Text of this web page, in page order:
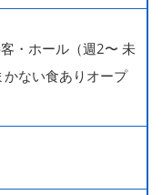
・ホール（週2〜 未
ない食ありオープ